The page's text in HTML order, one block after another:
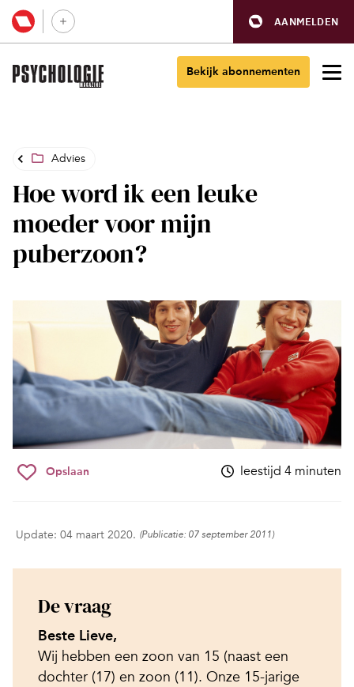
AANMELDEN
Bekijk abonnementen
Advies
Hoe word ik een leuke
moeder voor mijn
puberzoon?
Opslaan leestijd 4 minuten
Update: 04 maart 2020. (Publicatie: 07 september 2011)
De vraag
Beste Lieve,
Wij hebben een zoon van 15 (naast een
dochter (17) en zoon (11). Onze 15-jarige